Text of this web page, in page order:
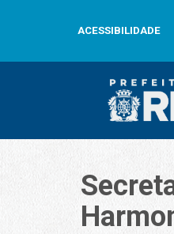
ACESSIBILIDADE